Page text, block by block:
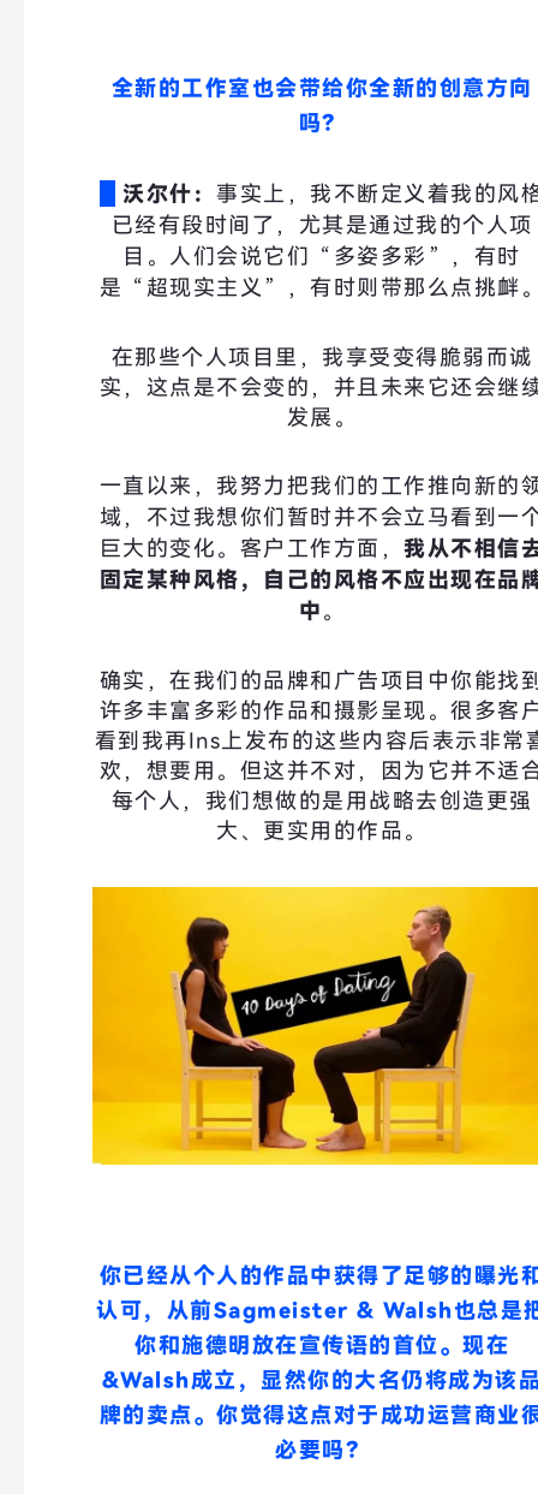
全新的工作室也会带给你全新的创意方向
吗？
沃尔什：事实上，我不断定义着我的风
已经有段时间了，尤其是通过我的个人项
目。人们会说它们“多姿多彩”，有时
是“超现实主义”，有时则带那么点挑衅
在那些个人项目里，我享受变得脆弱而诚
实，这点是不会变的，并且未来它还会继
发展。
一直以来，我努力把我们的工作推向新的
域，不过我想你们暂时并不会立马看到一
巨大的变化。客户工作方面，我从不相信
固定某种风格， 自己的风格不应出现在品
中。
确实，在我们的品牌和广告项目中你能找
许多丰富多彩的作品和摄影呈现。很多客
看到我再Ins上发布的这些内容后表示非常
欢，想要用。但这并不对，因为它并不适
每个人，我们想做的是用战略去创造更强
大、更实用的作品。
你已经从个人的作品中获得了足够的曝光
认可，从前Sagmeister & Walsh也总是
你和施德明放在宣传语的首位。 现在
&Walsh成立，显然你的大名仍将成为该
牌的卖点。你觉得这点对于成功运营商业
必要吗？